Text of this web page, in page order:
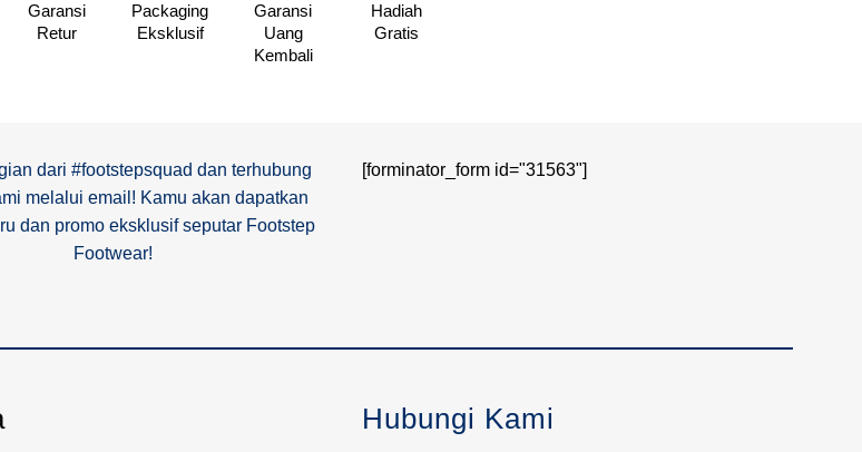
Garansi
Retur
Packaging
Eksklusif
Garansi
Uang
Kembali
Hadiah
Gratis
dari #footstepsquad dan terhubung
melalui email! Kamu akan dapatkan
dan promo eksklusif seputar Footstep
Footwear!
[forminator_form id="31563"]
Hubungi Kami